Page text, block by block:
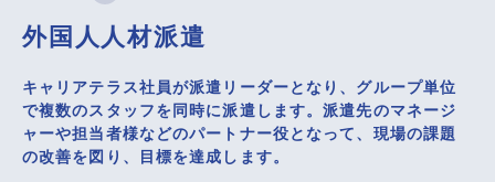
外国人人材派遣
キャリアテラス社員が派遣リーダーとなり、グループ単位
で複数のスタッフを同時に派遣します。派遣先のマネージ
ャーや担当者様などのパートナー役となって、現場の課題
の改善を図り、目標を達成します。